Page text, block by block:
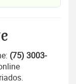
(75) 3003-